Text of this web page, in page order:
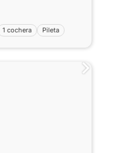
1 cochera Pileta